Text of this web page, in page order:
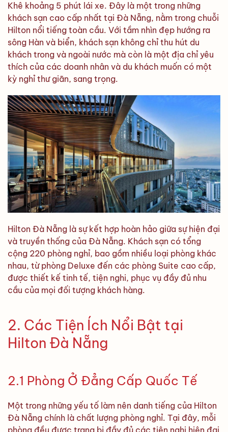
Khê khoảng 5 phút lái xe. Đây là một trong những
khách sạn cao cấp nhất tại Đà Nẵng, nằm trong chuỗi
Hilton nổi tiếng toàn cầu. Với tầm nhìn đẹp hướng ra
sông Hàn và biển, khách sạn không chỉ thu hút du
khách trong và ngoài nước mà còn là một địa chỉ yêu
thích của các doanh nhân và du khách muốn có một
kỳ nghỉ thư giãn, sang trọng.
Hilton Đà Nẵng là sự kết hợp hoàn hảo giữa sự hiện đại
và truyền thống của Đà Nẵng. Khách sạn có tổng
cộng 220 phòng nghỉ, bao gồm nhiều loại phòng khác
nhau, từ phòng Deluxe đến các phòng Suite cao cấp,
được thiết kế tinh tế, tiện nghi, phục vụ đầy đủ nhu
cầu của mọi đối tượng khách hàng.
2. Các Tiện Ích Nổi Bật tại
Hilton Đà Nẵng
2.1 Phòng Ở Đẳng Cấp Quốc Tế
Một trong những yếu tố làm nên danh tiếng của Hilton
Đà Nẵng chính là chất lượng phòng nghỉ. Tại đây, mỗi